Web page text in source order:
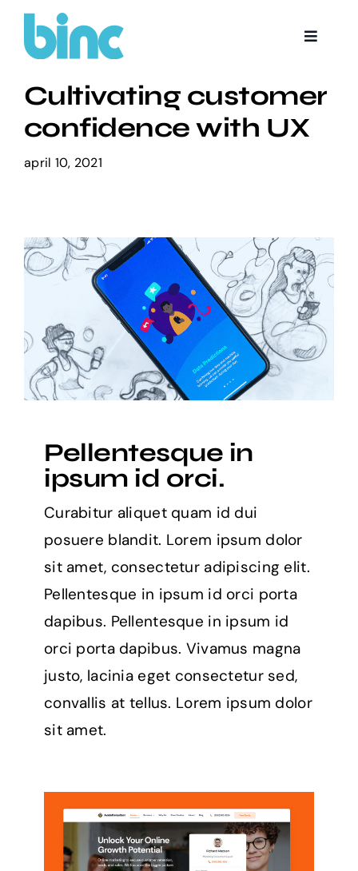
Skip
content
Toggle
Cultivating customer
confidence with UX
april 10, 2021
Pellentesque in
ipsum id orci.
Curabitur aliquet quam id dui
posuere blandit. Lorem ipsum dolor
sit amet, consectetur adipiscing elit.
Pellentesque in ipsum id orci porta
dapibus. Pellentesque in ipsum id
orci porta dapibus. Vivamus magna
justo, lacinia eget consectetur sed,
convallis at tellus. Lorem ipsum dolor
sit amet.